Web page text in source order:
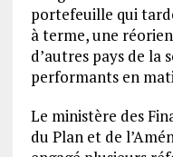
portefeuille qui
à terme, une
d’autres pays de la
performants en
Le ministère des
du Plan et de